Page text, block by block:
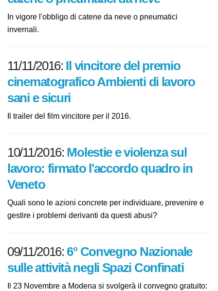
14/11/2016:15 novembre: obbligo di
catene o pneumatici da neve
invernali.
11/11/2016:
cinematografico Ambienti di lavoro
Il trailer del film vincitore per il 2016.
10/11/2016:
lavoro: firmato l'accordo quadro in
Veneto
e gestire i problemi derivanti da questi abusi?
09/11/2016:6° Convegno Nazionale